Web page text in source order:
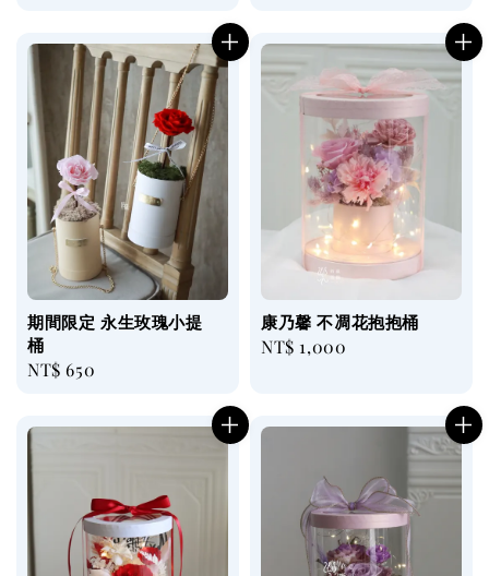
期間限定 永生玫瑰小提
桶
Regular
NT$ 650
康乃馨 不凋花抱抱桶
Regular
NT$ 1,000